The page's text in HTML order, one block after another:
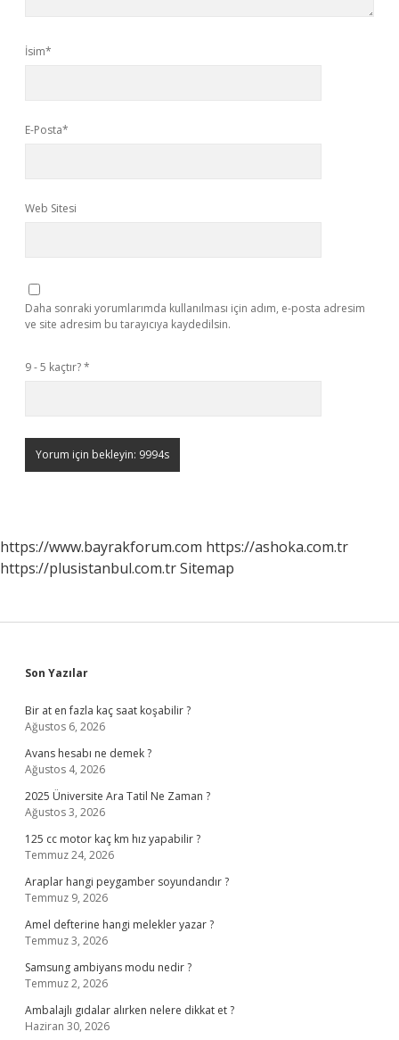
İsim*
E-Posta*
Web Sitesi
Daha sonraki yorumlarımda kullanılması için adım, e-posta adresim
ve site adresim bu tarayıcıya kaydedilsin.
9 - 5 kaçtır?*
https://www.bayrakforum.com https://ashoka.com.tr
https://plusistanbul.com.trSitemap
Sidebar
Son Yazılar
Bir at en fazla kaç saat koşabilir ?
Ağustos 6, 2026
Avans hesabı ne demek ?
Ağustos 4, 2026
2025 Üniversite Ara Tatil Ne Zaman ?
Ağustos 3, 2026
125 cc motor kaç km hız yapabilir ?
Temmuz 24, 2026
Araplar hangi peygamber soyundandır ?
Temmuz 9, 2026
Amel defterine hangi melekler yazar ?
Temmuz 3, 2026
Samsung ambiyans modu nedir ?
Temmuz 2, 2026
Ambalajlı gıdalar alırken nelere dikkat et ?
Haziran 30, 2026